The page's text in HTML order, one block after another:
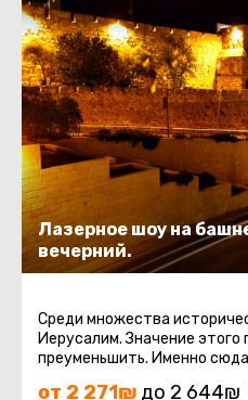
Лазерное шоу на
вечерний.
Среди множества
Иерусалим. Значение этого
преуменьшить. Именно
от 2 271₪ до 2 644₪